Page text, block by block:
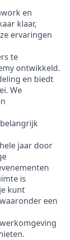
en
klaar,
ervaringen
te
ontwikkeld.
en biedt
We
jaar door
is
kunt
een